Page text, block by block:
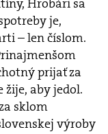
je,
– len číslom.
prijať za
žije, aby jedol.
sklom
výroby